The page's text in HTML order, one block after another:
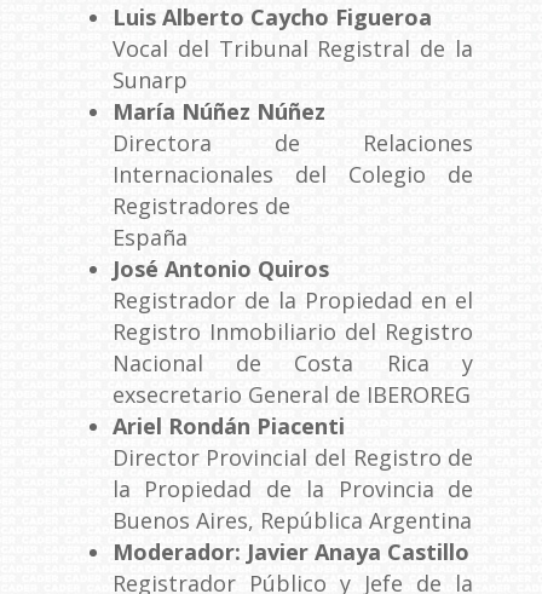
Luis Alberto Caycho Figueroa
Vocal del Tribunal Registral de la
Sunarp
María Núñez Núñez
Directora de Relaciones
Internacionales del Colegio de
Registradores de
España
José Antonio Quiros
Registrador de la Propiedad en el
Registro Inmobiliario del Registro
Nacional de Costa Rica y
exsecretario General de IBEROREG
Ariel Rondán Piacenti
Director Provincial del Registro de
la Propiedad de la Provincia de
Buenos Aires, República Argentina
Moderador: Javier Anaya Castillo
Registrador Público y Jefe de la